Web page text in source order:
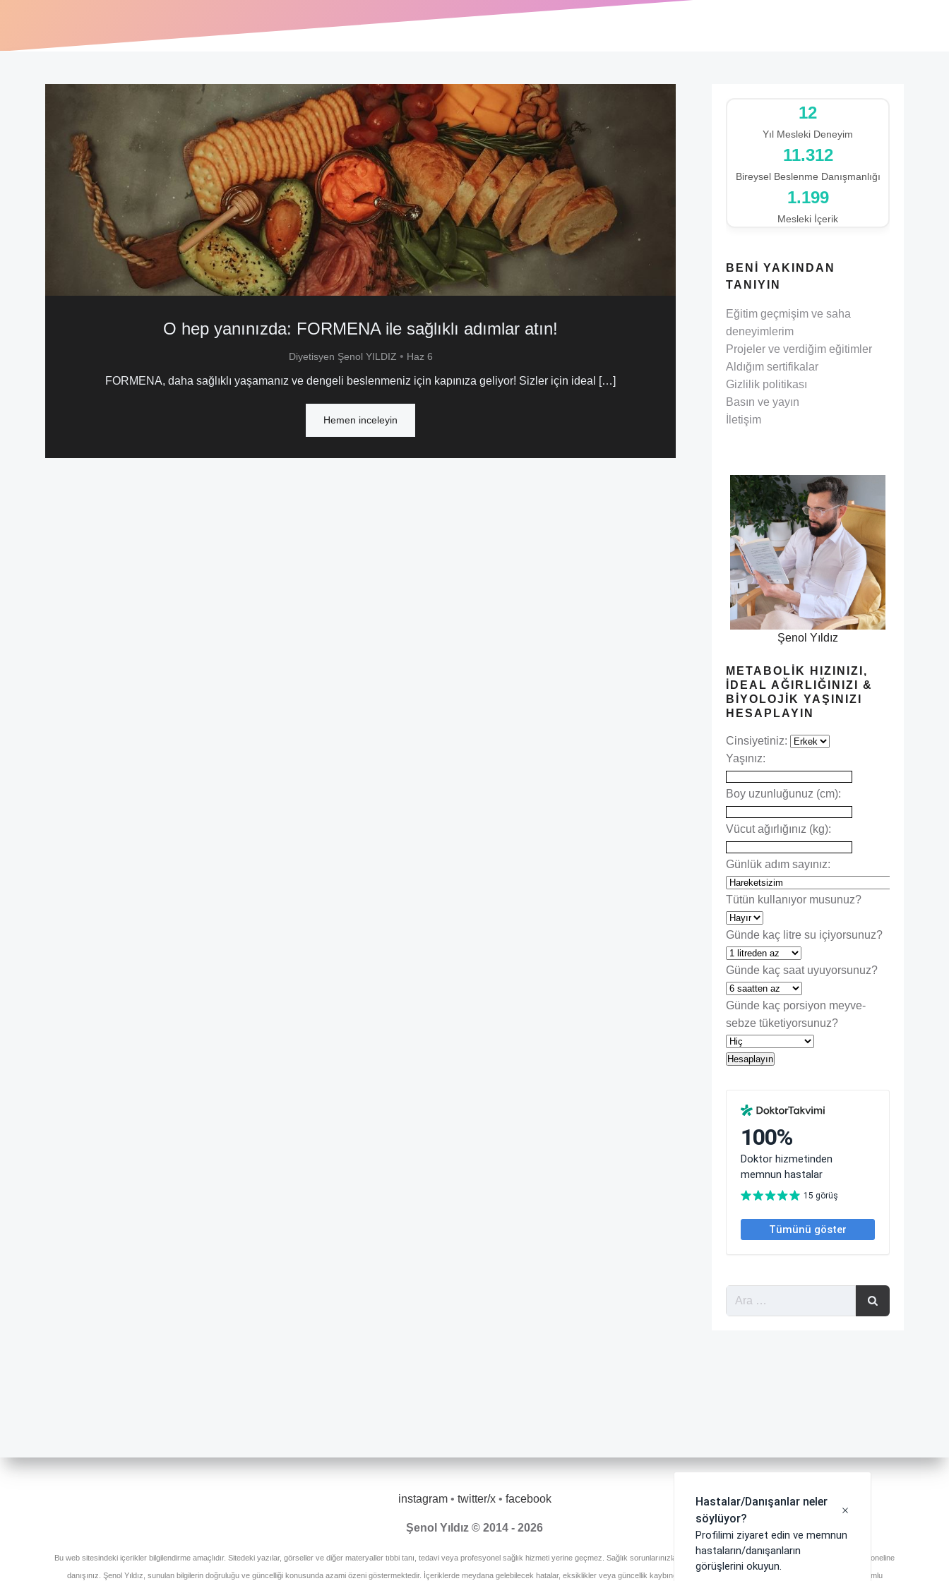
O hep yanınızda: FORMENA ile sağlıklı adımlar atın!
Diyetisyen Şenol YILDIZ • Haz 6
FORMENA, daha sağlıklı yaşamanız ve dengeli beslenmeniz için kapınıza geliyor! Sizler için ideal […]
Hemen inceleyin
12
Yıl Mesleki Deneyim
13.029
Bireysel Beslenme Danışmanlığı
1.199
Mesleki İçerik
BENI YAKINDAN
TANIYIN
Eğitim geçmişim ve saha
deneyimlerim
Projeler ve verdiğim eğitimler
Aldığım sertifikalar
Gizlilik politikası
Basın ve yayın
İletişim
Şenol Yıldız
METABOLIK HIZINIZI,
İDEAL AĞIRLIĞINIZI &
BIYOLOJIK YAŞINIZI
HESAPLAYIN
Cinsiyetiniz:
Yaşınız:
Boy uzunluğunuz (cm):
Vücut ağırlığınız (kg):
Günlük adım sayınız:
Tütün kullanıyor musunuz?
Günde kaç litre su içiyorsunuz?
Günde kaç saat uyuyorsunuz?
Günde kaç porsiyon meyve-
sebze tüketiyorsunuz?
Hesaplayın
instagram• twitter/x• facebook
Şenol Yıldız © 2014 - 2026
Bu web sitesindeki içerikler bilgilendirme amaçlıdır. Sitedeki yazılar, görseller ve diğer materyaller tıbbi tanı, tedavi veya profesyonel sağlık hizmeti yerine geçmez. Sağlık sorunlarınızla ilgili en doğru ve güvenilir bilgiyi almak için sağlık profesyoneline
danışınız. Şenol Yıldız, sunulan bilgilerin doğruluğu ve güncelliği konusunda azami özeni göstermektedir. İçeriklerde meydana gelebilecek hatalar, eksiklikler veya güncellik kaybından dolayı doğabilecek herhangi bir zarardan sitemiz sorumlu